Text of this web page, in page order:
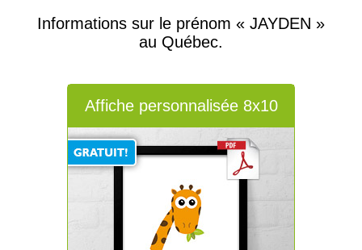
Informations sur le prénom « JAYDEN »
au Québec.
Affiche personnalisée 8x10